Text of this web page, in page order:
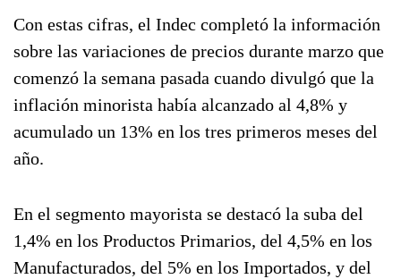
Con estas cifras, el Indec completó la información
sobre las variaciones de precios durante marzo que
comenzó la semana pasada cuando divulgó que la
inflación minorista había alcanzado al 4,8% y
acumulado un 13% en los tres primeros meses del
año.
En el segmento mayorista se destacó la suba del
1,4% en los Productos Primarios, del 4,5% en los
Manufacturados, del 5% en los Importados, y del